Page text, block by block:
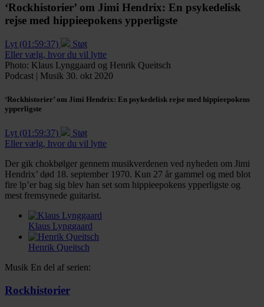
‘Rockhistorier’ om Jimi Hendrix: En psykedelisk
rejse med hippieepokens ypperligste
Lyt (01:59:37)
Støt
Eller vælg, hvor du vil lytte
Photo: Klaus Lynggaard og Henrik Queitsch
Podcast | Musik 30. okt 2020
‘Rockhistorier’ om Jimi Hendrix: En psykedelisk rejse med hippieepokens
ypperligste
Lyt (01:59:37)
Støt
Eller vælg, hvor du vil lytte
Der gik chokbølger gennem musikverdenen ved nyheden om Jimi
Hendrix’ død 18. september 1970. Kun 27 år gammel og med blot
fire lp’er bag sig blev han set som hippieepokens ypperligste og
mest fremsynede guitarist.
Klaus Lynggaard
Henrik Queitsch
Musik En del af serien:
Rockhistorier